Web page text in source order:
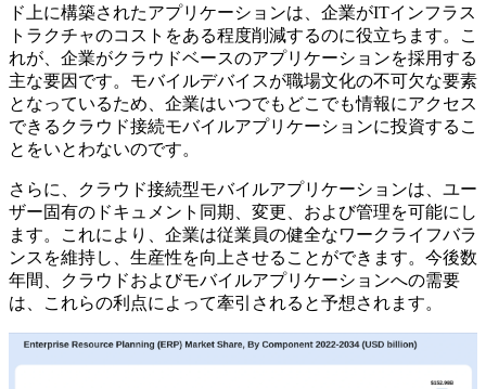
ド上に構築されたアプリケーションは、企業がITインフラス
トラクチャのコストをある程度削減するのに役立ちます。こ
れが、企業がクラウドベースのアプリケーションを採用する
主な要因です。モバイルデバイスが職場文化の不可欠な要素
となっているため、企業はいつでもどこでも情報にアクセス
できるクラウド接続モバイルアプリケーションに投資するこ
とをいとわないのです。
さらに、クラウド接続型モバイルアプリケーションは、ユー
ザー固有のドキュメント同期、変更、および管理を可能にし
ます。これにより、企業は従業員の健全なワークライフバラ
ンスを維持し、生産性を向上させることができます。今後数
年間、クラウドおよびモバイルアプリケーションへの需要
は、これらの利点によって牽引されると予想されます。